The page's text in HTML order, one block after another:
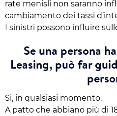
rate menisli non saranno
cambiamento dei tassi
I sinistri possono influire
Se una persona
Leasing, può far
Si, in qualsiasi momento.
A patto che abbiano più di